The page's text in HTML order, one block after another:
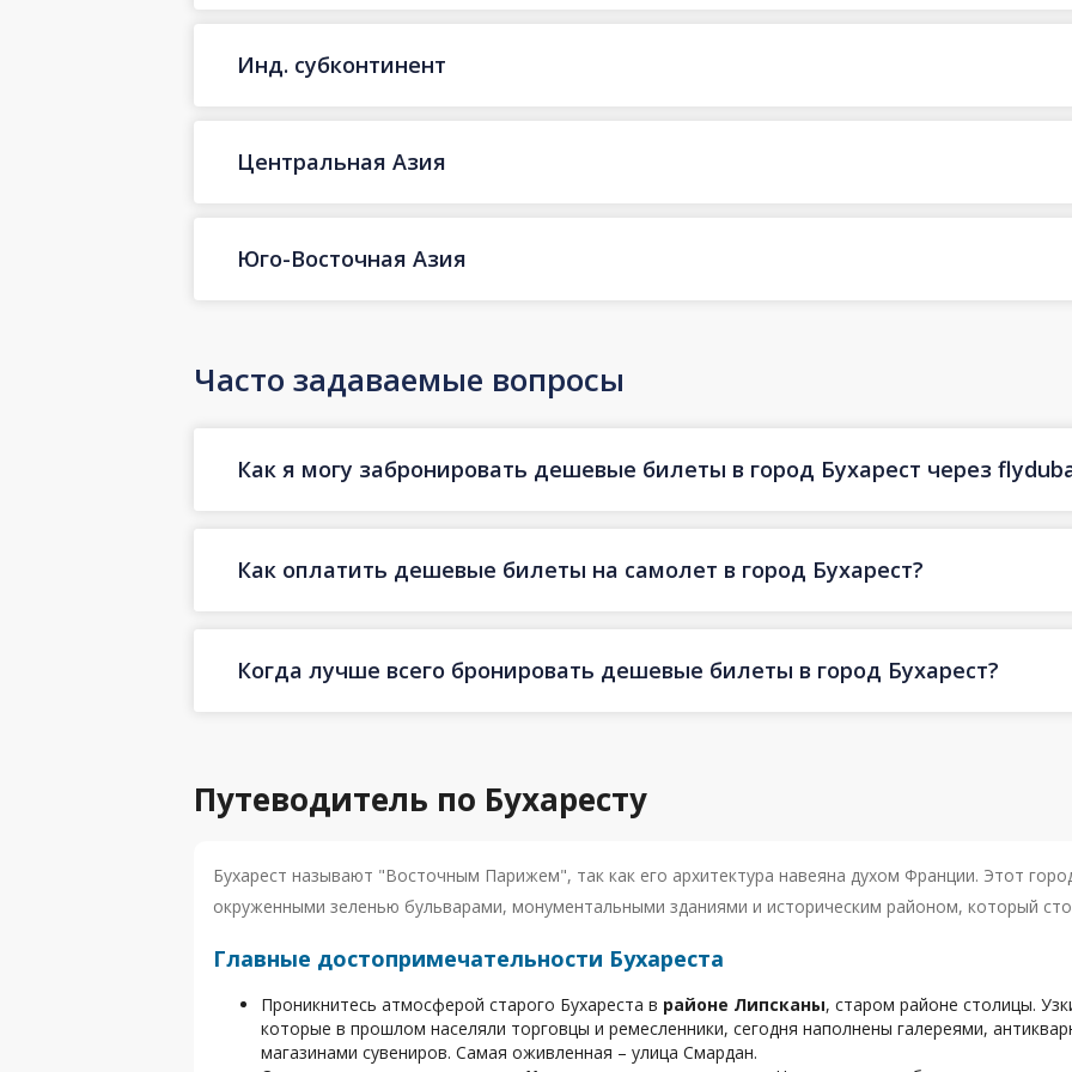
Инд. субконтинент
Центральная Азия
Юго-Восточная Азия
Часто задаваемые вопросы
Как я могу забронировать дешевые билеты в город Бухарест через
Как оплатить дешевые билеты на самолет в город Бухарест?
Когда лучше всего бронировать дешевые билеты в город Бухарест?
Путеводитель по Бухаресту
Бухарест называют "Восточным Парижем", так как его архитектура навеяна духом Франции. Этот
окруженными зеленью бульварами, монументальными зданиями и историческим районом, который
Главные достопримечательности Бухареста
Проникнитесь атмосферой старого Бухареста в районе Липсканы, старом районе столицы.
которые в прошлом населяли торговцы и ремесленники, сегодня наполнены галереями,
магазинами сувениров. Самая оживленная – улица Смардан.